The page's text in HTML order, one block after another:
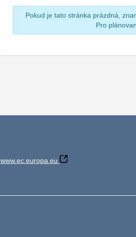
Pokud je tato stránka prázdná,
Pro
www.ec.europa.eu